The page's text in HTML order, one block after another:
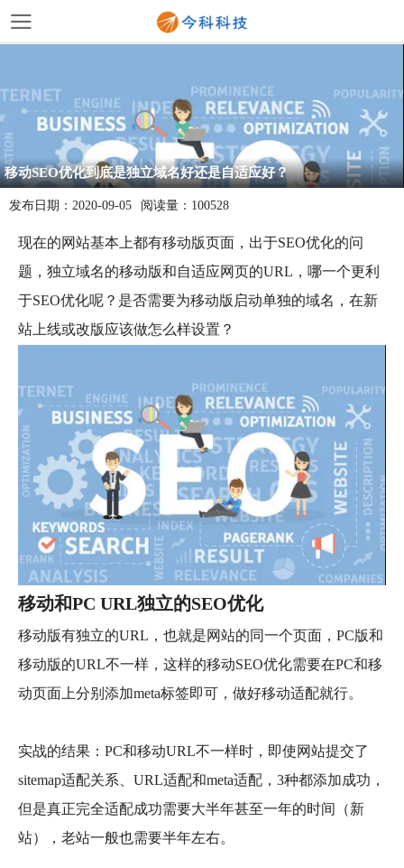
移动SEO优化到底是独立域名好还是自适应好？
发布日期： 2020-09-05 阅读量： 100528
现在的网站基本上都有移动版页面，出于SEO优化的问
题，独立域名的移动版和自适应网页的URL，哪一个更利
于SEO优化呢？是否需要为移动版启动单独的域名，在新
站上线或改版应该做怎么样设置？
移动和PC URL独立的SEO优化
移动版有独立的URL，也就是网站的同一个页面，PC版和
移动版的URL不一样，这样的移动SEO优化需要在PC和移
动页面上分别添加meta标签即可，做好移动适配就行。
实战的结果：PC和移动URL不一样时，即使网站提交了
sitemap适配关系、URL适配和meta适配，3种都添加成功，
但是真正完全适配成功需要大半年甚至一年的时间（新
站），老站一般也需要半年左右。